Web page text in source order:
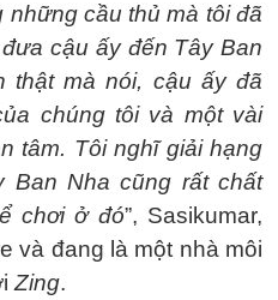
những cầu thủ mà tôi đã
cậu ấy đến Tây Ban
thật mà nói, cậu ấy đã
chúng tôi và một vài
tâm. Tôi nghĩ giải hạng
Ban Nha cũng rất chất
chơi ở đó”, Sasikumar,
và đang là một nhà môi
Zing.